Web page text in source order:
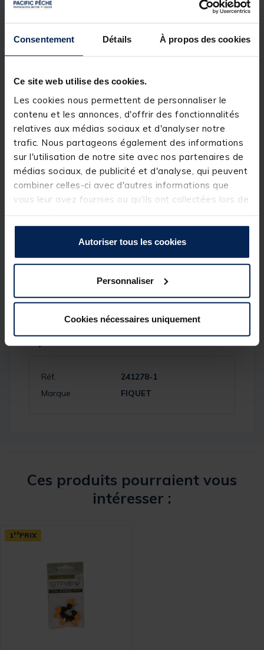
Consentement Détails À propos des cookies
Ce site web utilise des cookies.
Les cookies nous permettent de personnaliser le
contenu et les annonces, d'offrir des fonctionnalités
relatives aux médias sociaux et d'analyser notre
trafic. Nous partageons également des informations
sur l'utilisation de notre site avec nos partenaires de
médias sociaux, de publicité et d'analyse, qui peuvent
combiner celles-ci avec d'autres informations que
vous leur avez fournies ou qu'ils ont collectées lors de
Autoriser tous les cookies
Personnaliser
Cookies nécessaires uniquement
guide fil truite Ripelotte Fiquet Pêche
avec antenne que
vous bloquez sur votre ligne afin de détecter avec
précision la moindre touche. Il sert pour la pêche de
, aux appâts naturels ou à la nymphe
le plus généralement dans des rivières ou
Ripelotte permettent de distinguer facilement le
luminosité.
Un certain nombre d'ouvrages et de vidéos existent
sur le marché afin d'aider les débutants comme les
confirmés à se spécialiser dans la fabrication des
montages pour la pêche au toc. Ces aides sont
crées par les grands pêcheurs de truite comme
Pierre Sempé, Alphonse Arias, Robert Menquet ou
encore Marc Delacoste.
Détails
x5 Jaunes / x5 Oranges
Spécifications
Réf.
241278-1
Marque
FIQUET
Ces produits pourraient vous
intéresser :
1ERPRIX